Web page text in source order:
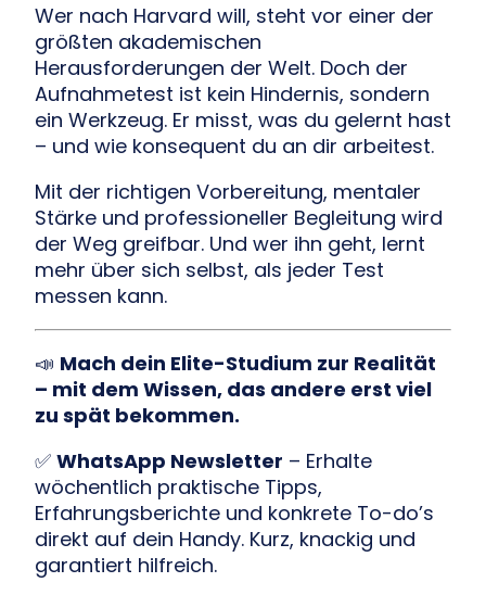
Wer nach Harvard will, steht vor einer der
größten akademischen
Herausforderungen der Welt. Doch der
Aufnahmetest ist kein Hindernis, sondern
ein Werkzeug. Er misst, was du gelernt hast
– und wie konsequent du an dir arbeitest.
Mit der richtigen Vorbereitung, mentaler
Stärke und professioneller Begleitung wird
der Weg greifbar. Und wer ihn geht, lernt
mehr über sich selbst, als jeder Test
messen kann.
📣 Mach dein Elite-Studium zur Realität
– mit dem Wissen, das andere erst viel
zu spät bekommen.
✅ WhatsApp Newsletter – Erhalte
wöchentlich praktische Tipps,
Erfahrungsberichte und konkrete To-do’s
direkt auf dein Handy. Kurz, knackig und
garantiert hilfreich.